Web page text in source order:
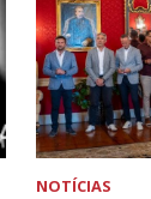
NOTÍCIAS